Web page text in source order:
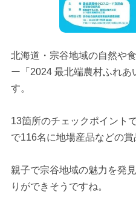
北海道・宗谷地域の自然や
ー「2024 最北端農村ふれあ
す。
13箇所のチェックポイント
で116名に地場産品などの賞
親子で宗谷地域の魅力を発
りができそうですね。